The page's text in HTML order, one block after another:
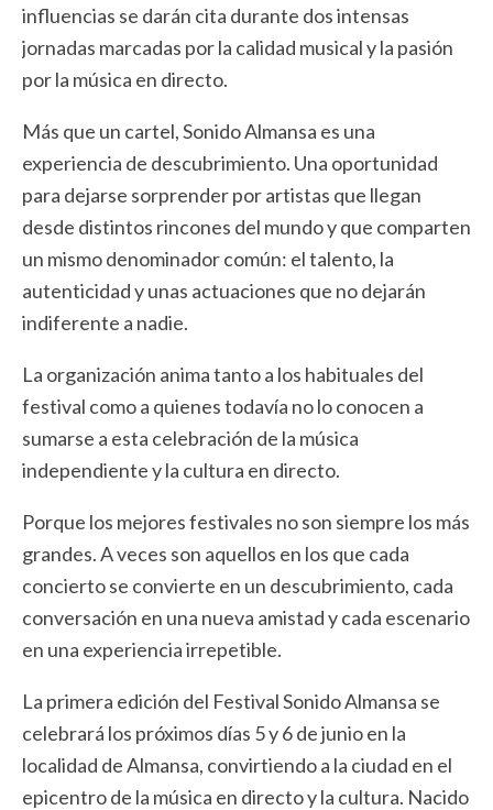
influencias se darán cita durante dos intensas
jornadas marcadas por la calidad musical y la pasión
por la música en directo.
Más que un cartel, Sonido Almansa es una
experiencia de descubrimiento. Una oportunidad
para dejarse sorprender por artistas que llegan
desde distintos rincones del mundo y que comparten
un mismo denominador común: el talento, la
autenticidad y unas actuaciones que no dejarán
indiferente a nadie.
La organización anima tanto a los habituales del
festival como a quienes todavía no lo conocen a
sumarse a esta celebración de la música
independiente y la cultura en directo.
Porque los mejores festivales no son siempre los más
grandes. A veces son aquellos en los que cada
concierto se convierte en un descubrimiento, cada
conversación en una nueva amistad y cada escenario
en una experiencia irrepetible.
La primera edición del Festival Sonido Almansa se
celebrará los próximos días 5 y 6 de junio en la
localidad de Almansa, convirtiendo a la ciudad en el
epicentro de la música en directo y la cultura. Nacido